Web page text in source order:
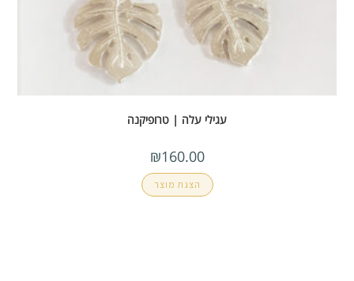
עגילי עלה | טרופיקנה
₪160.00
הצגת מוצר